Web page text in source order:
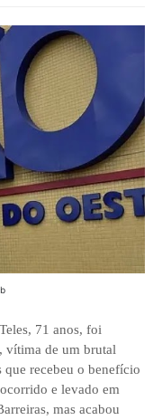
71 anos, foi
vítima de um brutal
que recebeu o benefício
e levado em
mas acabou